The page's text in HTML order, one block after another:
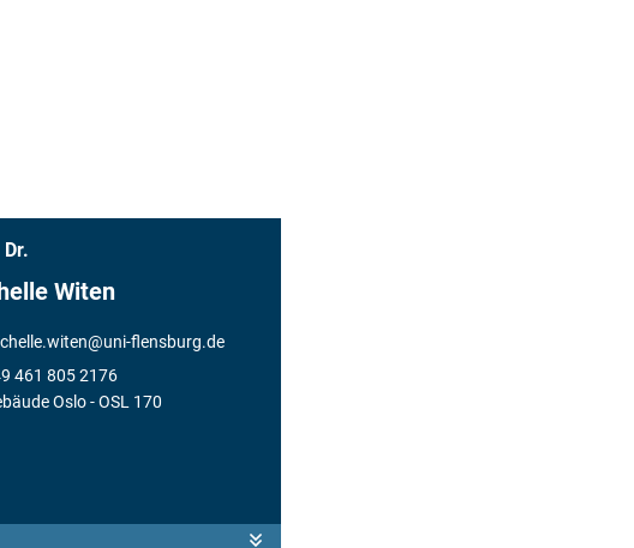
Witen
@uni-flensburg.de
461 805 2176
Oslo- OSL 170